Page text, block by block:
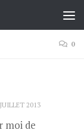
0
2013
moi de